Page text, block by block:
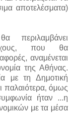
αποτελέσματα)
περιλαμβάνει
που θα
αναμένεται
της Αθήνας.
με τη Δημοτική
παλαιότερα, όμως
ήταν ...η
με τα μέσα